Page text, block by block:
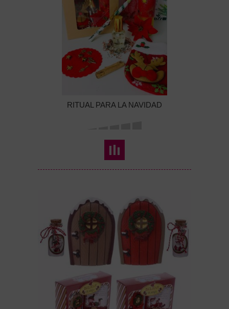
RITUAL PARA LA NAVIDAD